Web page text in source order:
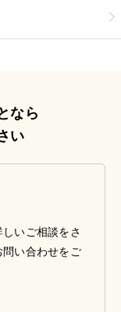
なら
い
いご相談をさ
い合わせをご